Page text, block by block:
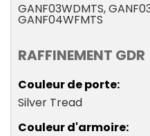
GANF03WDMTS,
GANF04WFMTS
RAFFINEMENT GDR
Couleur de porte
Silver Tread
Couleur d'armoire